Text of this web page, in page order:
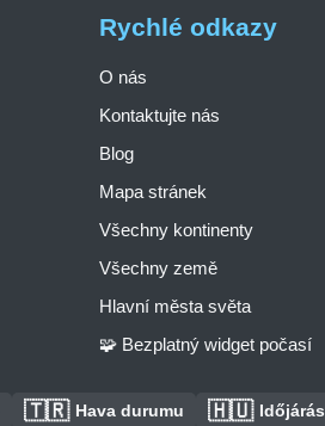
Rychlé odkazy
O nás
Kontaktujte nás
Blog
Mapa stránek
Všechny kontinenty
Všechny země
Hlavní města světa
🧩 Bezplatný widget počasí
🇹🇷 Hava durumu 🇭🇺 Időjárás